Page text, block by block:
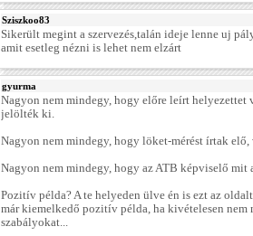
Sziszkoo83
Sikerült megint a szervezés,talán ideje lenne uj
amit esetleg nézni is lehet nem elzárt
gyurma
Nagyon nem mindegy, hogy előre leírt
jelölték ki.
Nagyon nem mindegy, hogy löket-mérést írtak elő,
Nagyon nem mindegy, hogy az ATB képviselő mit
Pozitív példa? A te helyeden ülve én is ezt az
már kiemelkedő pozitív példa, ha kivételesen nem
szabályokat...